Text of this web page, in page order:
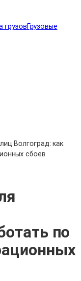
грузовГрузовые
Волгоград: как
сбоев
по